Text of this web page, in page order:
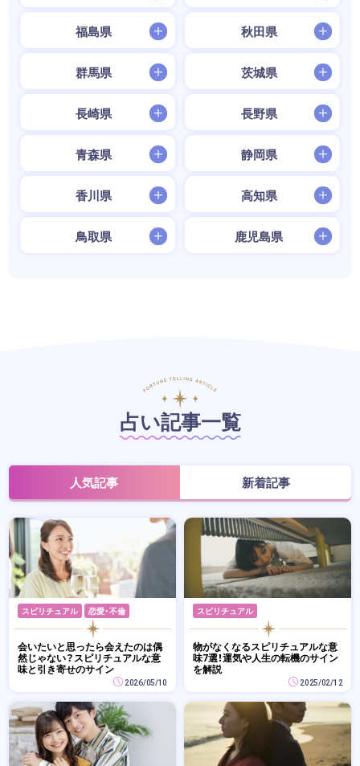
福島県 秋田県
群馬県 茨城県
長崎県 長野県
青森県 静岡県
香川県 高知県
鳥取県 鹿児島県
占い記事一覧
人気記事 新着記事
スピリチュアル 恋愛・不倫
会いたいと思ったら会えたのは偶
然じゃない？スピリチュアルな意
味と引き寄せのサイン
2026/05/10
スピリチュアル
物がなくなるスピリチュアルな意
味7選！運気や人生の転機のサイン
を解説
2025/02/12